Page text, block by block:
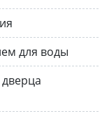
для воды